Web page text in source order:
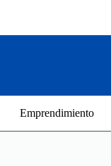
Emprendimiento